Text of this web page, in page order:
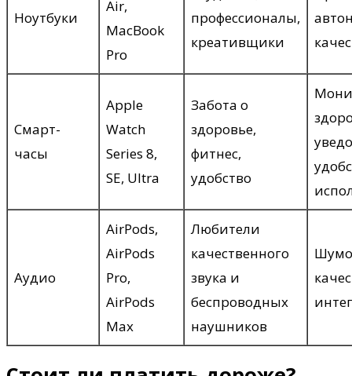
Ноутбуки
Air,
MacBook
Pro
профессионалы,
креативщики
Смарт-
часы
Apple
Watch
Series 8,
SE, Ultra
Забота о
здоровье,
фитнес,
удобство
Аудио
AirPods,
AirPods
Pro,
AirPods
Max
Любители
качественного
звука и
беспроводных
наушников